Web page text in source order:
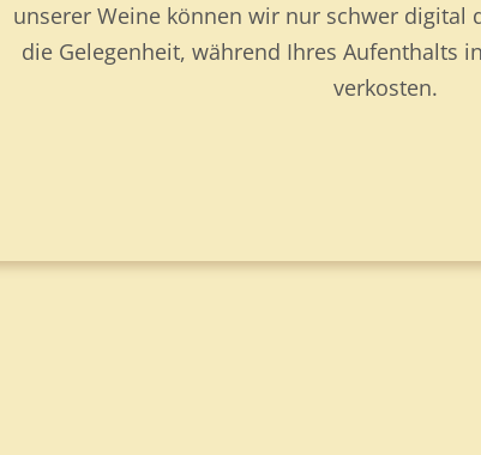
unserer Weine können wir nur schwer digital
die Gelegenheit, während Ihres Aufenthalts
verkosten.